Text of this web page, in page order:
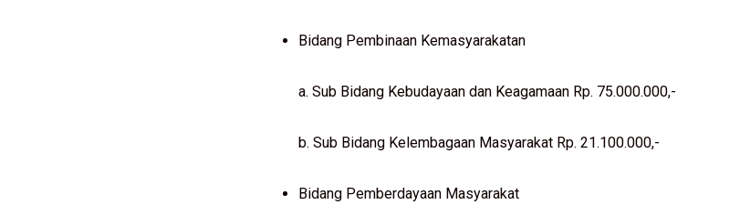
Bidang Pembinaan Kemasyarakatan
a. Sub Bidang Kebudayaan dan Keagamaan Rp. 75.000.000,-
b. Sub Bidang Kelembagaan Masyarakat Rp. 21.100.000,-
Bidang Pemberdayaan Masyarakat